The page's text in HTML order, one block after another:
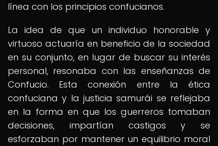
línea con los principios confucianos.
La idea de que un individuo honorable y
virtuoso actuaría en beneficio de la sociedad
en su conjunto, en lugar de buscar su interés
personal, resonaba con las enseñanzas de
Confucio. Esta conexión entre la ética
confuciana y la justicia samurái se reflejaba
en la forma en que los guerreros tomaban
decisiones, impartían castigos y se
esforzaban por mantener un equilibrio moral